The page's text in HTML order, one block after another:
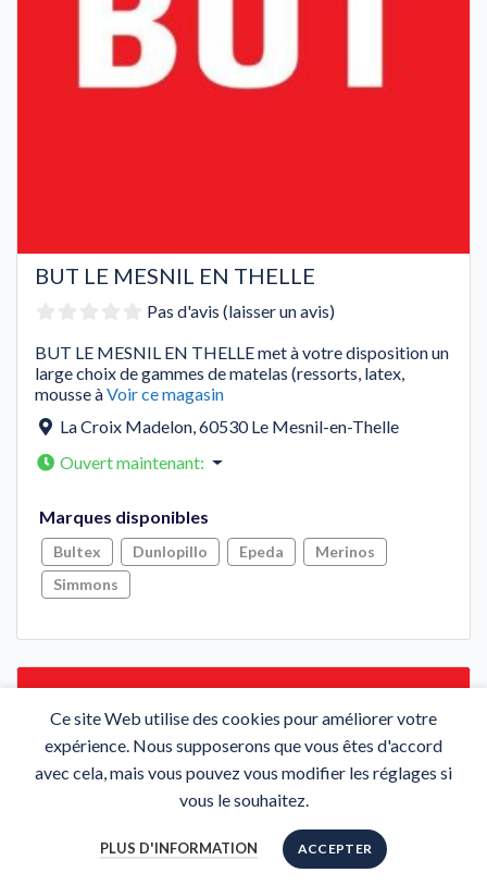
BUT LE MESNIL EN THELLE
Pas d'avis (laisser un avis)
BUT LE MESNIL EN THELLE met à votre disposition un
large choix de gammes de matelas (ressorts, latex,
mousse àVoir ce magasin
La Croix Madelon,60530 Le Mesnil-en-Thelle
Ouvert maintenant:
Marques disponibles
Bultex Dunlopillo Epeda
Merinos
Simmons
Ce site Web utilise des cookies pour améliorer votre
expérience. Nous supposerons que vous êtes d'accord
avec cela, mais vous pouvez vous modifier les réglages si
vous le souhaitez.
PLUS D'INFORMATION ACCEPTER